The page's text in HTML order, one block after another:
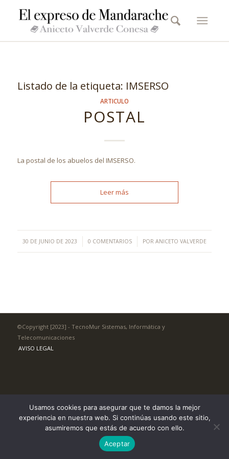
Listado de la etiqueta: IMSERSO
ARTICULO
POSTAL
La postal de los abuelos del IMSERSO.
Leer más
30 DE JUNIO DE 2023
/ 0 COMENTARIOS
/ POR ANICETO VALVERDE
©Copyright [2023] - TecnoMur Sistemas, Informática y
Telecomunicaciones
AVISO LEGAL
Usamos cookies para asegurar que te damos la mejor
experiencia en nuestra web. Si continúas usando este sitio,
asumiremos que estás de acuerdo con ello.
Aceptar